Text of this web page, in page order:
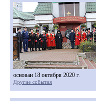
основан 18 октября 2020 г.
Другие события